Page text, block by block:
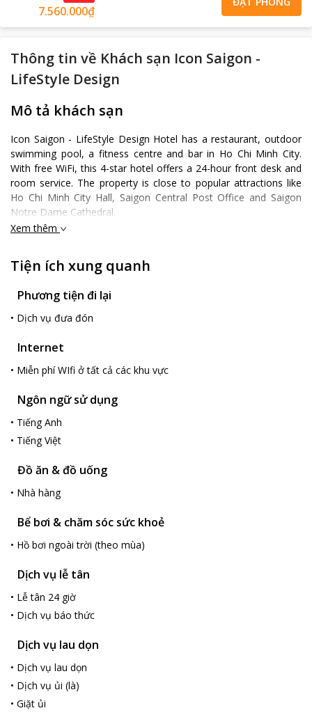
7.560.000₫
Thông tin về Khách sạn Icon Saigon -
LifeStyle Design
Mô tả khách sạn
Icon Saigon - LifeStyle Design Hotel has a restaurant, outdoor
swimming pool, a fitness centre and bar in Ho Chi Minh City.
With free WiFi, this 4-star hotel offers a 24-hour front desk and
room service. The property is close to popular attractions like
Ho Chi Minh City Hall, Saigon Central Post Office and Saigon
Notre Dame Cathedral.
At the hotel, every room comes with a wardrobe. At Icon Saigon
TV and a private bathroom..
A continental breakfast is available every morning at the
accommodation..
Hotel include Saigon Opera House, Vincom Shopping Center and
Son Nhat International Airport, 13 km from the hotel..
Xem thêm
Tiện ích xung quanh
Phương tiện đi lại
• Dịch vụ đưa đón
Internet
• Miễn phí WIfi ở tất cả các khu vực
Ngôn ngữ sử dụng
• Tiếng Anh
• Tiếng Việt
Đồ ăn & đồ uống
• Nhà hàng
Bể bơi & chăm sóc sức khoẻ
• Hồ bơi ngoài trời (theo mùa)
Dịch vụ lễ tân
• Lễ tân 24 giờ
• Dịch vụ báo thức
Dịch vụ lau dọn
• Dịch vụ lau dọn
• Dịch vụ ủi (là)
• Giặt ủi